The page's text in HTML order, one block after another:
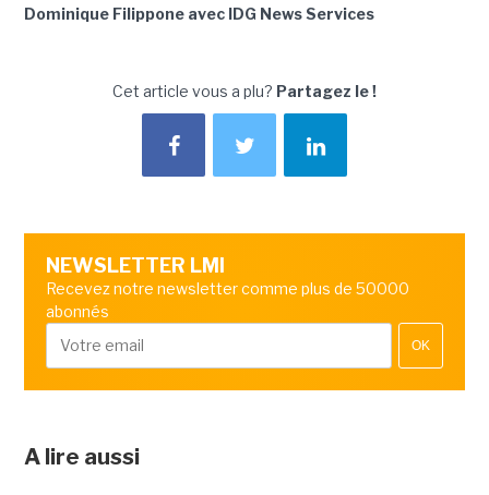
Dominique Filippone avec IDG News Services
Cet article vous a plu? Partagez le !
NEWSLETTER LMI
Recevez notre newsletter comme plus de 50000
abonnés
OK
A lire aussi